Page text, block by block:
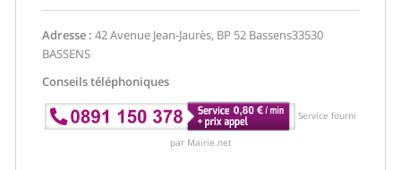
Adresse : 42 Avenue Jean-Jaurès, BP 52 Bassens33530
BASSENS
Conseils téléphoniques
Service fourni
par Mairie.net